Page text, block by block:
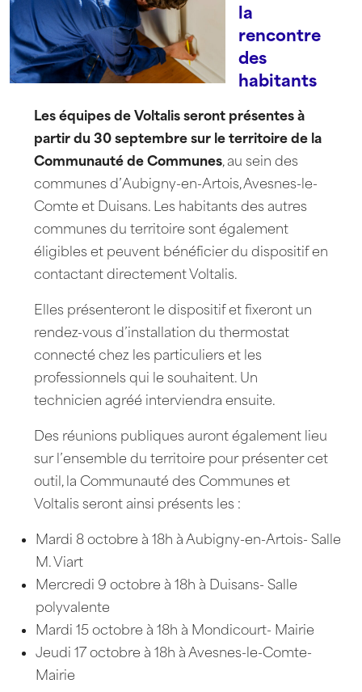
la
rencontre
des
habitants
Les équipes de Voltalis seront présentes à
partir du 30 septembre sur le territoire de la
Communauté de Communes, au sein des
communes d’Aubigny-en-Artois, Avesnes-le-
Comte et Duisans. Les habitants des autres
communes du territoire sont également
éligibles et peuvent bénéficier du dispositif en
contactant directement Voltalis.
Elles présenteront le dispositif et fixeront un
rendez-vous d’installation du thermostat
connecté chez les particuliers et les
professionnels qui le souhaitent. Un
technicien agréé interviendra ensuite.
Des réunions publiques auront également lieu
sur l’ensemble du territoire pour présenter cet
outil, la Communauté des Communes et
Voltalis seront ainsi présents les :
Mardi 8 octobre à 18h à Aubigny-en-Artois- Salle
M. Viart
Mercredi 9 octobre à 18h à Duisans- Salle
polyvalente
Mardi 15 octobre à 18h à Mondicourt- Mairie
Jeudi 17 octobre à 18h à Avesnes-le-Comte-
Mairie